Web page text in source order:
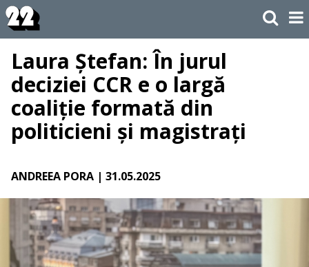
Laura Ștefan: În jurul
deciziei CCR e o largă
coaliție formată din
politicieni și magistrați
ANDREEA PORA | 31.05.2025